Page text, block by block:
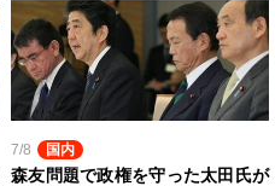
7/8 国内
森友問題で政権を守った太田氏が